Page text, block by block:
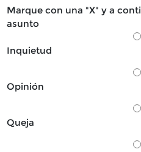
Marque con una "X" y a
asunto
Inquietud
Opinión
Queja